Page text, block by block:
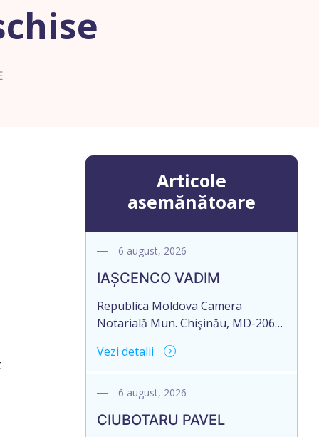
Articole
asemănătoare
6 august, 2026
IAȘCENCO VADIM
Republica Moldova Camera
Notarială Mun. Chişinău, MD-2068,
Notarial al Notarului PANCOVA
45-07 Nr. de ieșire: 485 Din 06
MD-2012, mun. Chișinău, str.
Vezi detalii
6 august, 2026
CIUBOTARU PAVEL